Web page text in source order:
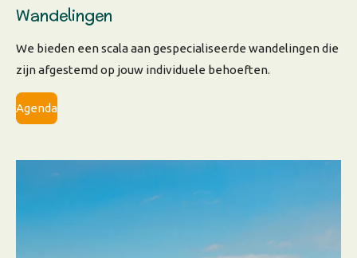
Wandelingen
We bieden een scala aan gespecialiseerde wandelingen die
zijn afgestemd op jouw individuele behoeften.
Agenda